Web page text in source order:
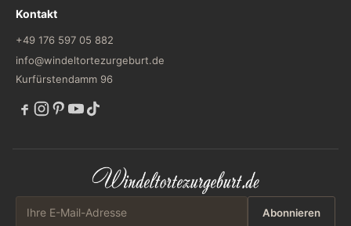
Kontakt
+49 176 597 05 882
info@windeltortezurgeburt.de
Kurfürstendamm 96
Abonnieren